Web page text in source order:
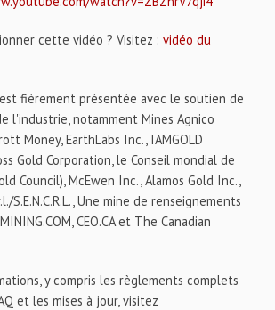
cette vidéo ? Visitez :vidéo du
fièrement présentée avec le soutien de
l'industrie, notamment Mines Agnico
Money, EarthLabs Inc., IAMGOLD
Gold Corporation, le Conseil mondial de
Council), McEwen Inc., Alamos Gold Inc.,
S.E.N.C.R.L., Une mine de renseignements
CEO.CA et The Canadian
y compris les règlements complets
et les mises à jour, visitez